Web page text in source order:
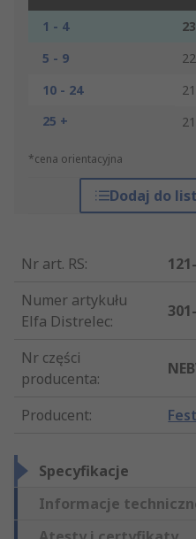
1 - 4
5 - 9
10 - 24
25 +
*cena orientacyjna
Dodaj do
Nr art. RS:
Numer artykułu
Elfa Distrelec:
Nr części
producenta:
Producent:
Specyfikacje
Informacje